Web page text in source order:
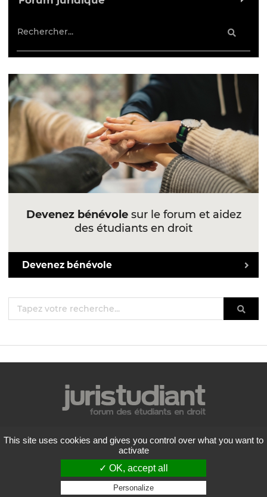
Devenez bénévolesur le forum et aidez
des étudiants en droit
Devenez bénévole
Mentions légales
Politique de confidentialité
Conditions générales d'utilisation
Liste des forums
Contactez-nous
This site uses cookies and gives you control over what you want to
activate
✓ OK, accept all
Personalize